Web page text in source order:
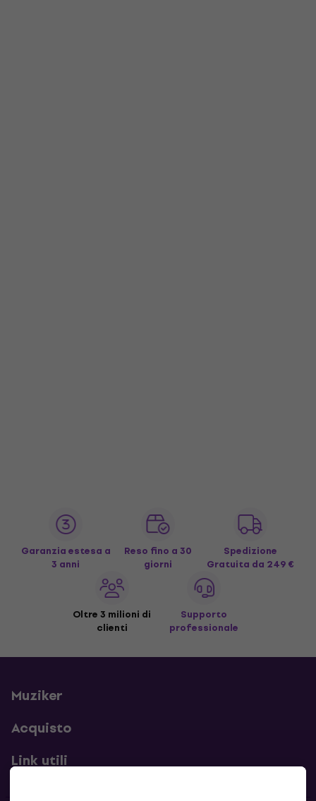
Garanzia estesa a
3 anni
Reso fino a 30
giorni
Spedizione
Gratuita da 249 €
Oltre 3 milioni di
clienti
Supporto
professionale
Muziker
Acquisto
Link utili